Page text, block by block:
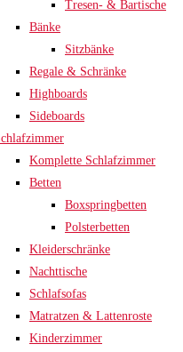
Tresen- & Bartische
Bänke
Sitzbänke
Regale & Schränke
Highboards
Sideboards
Komplette Schlafzimmer
Betten
Boxspringbetten
Polsterbetten
Kleiderschränke
Nachttische
Schlafsofas
Matratzen & Lattenroste
Kinderzimmer